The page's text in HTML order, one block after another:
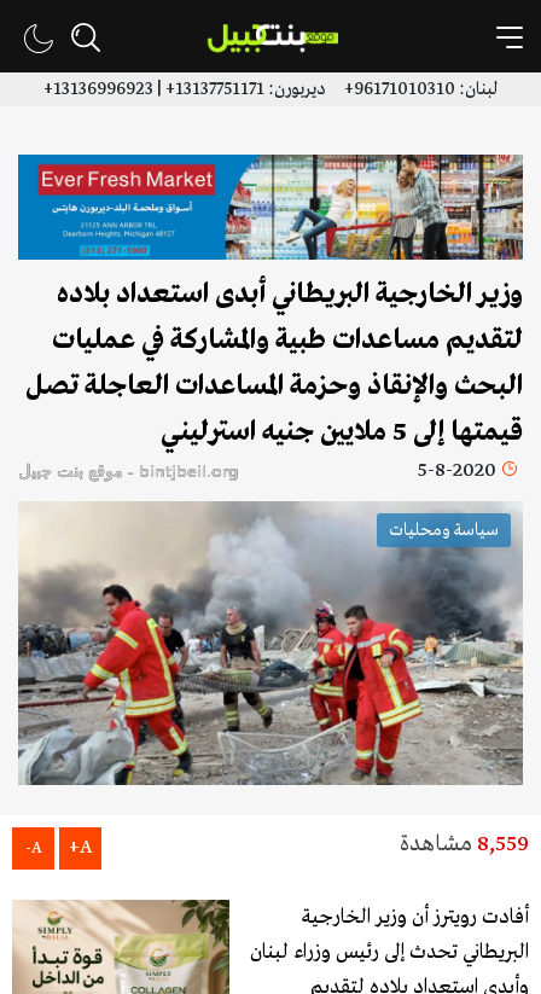
لبنان: 96171010310+ ديربورن: 13137751171+ | 13136996923+
وزير الخارجية البريطاني أبدى استعداد بلاده
لتقديم مساعدات طبية والمشاركة في عمليات
البحث والإنقاذ وحزمة المساعدات العاجلة تصل
قيمتها إلى 5 ملايين جنيه استرليني
5-8-2020 bintjbeil.org - موقع بنت جبيل
سياسة ومحليات
8,559 مشاهدة A+
A-
أفادت رويترز أن وزير الخارجية
البريطاني تحدث إلى رئيس وزراء لبنان
وأبدى استعداد بلاده لتقديم